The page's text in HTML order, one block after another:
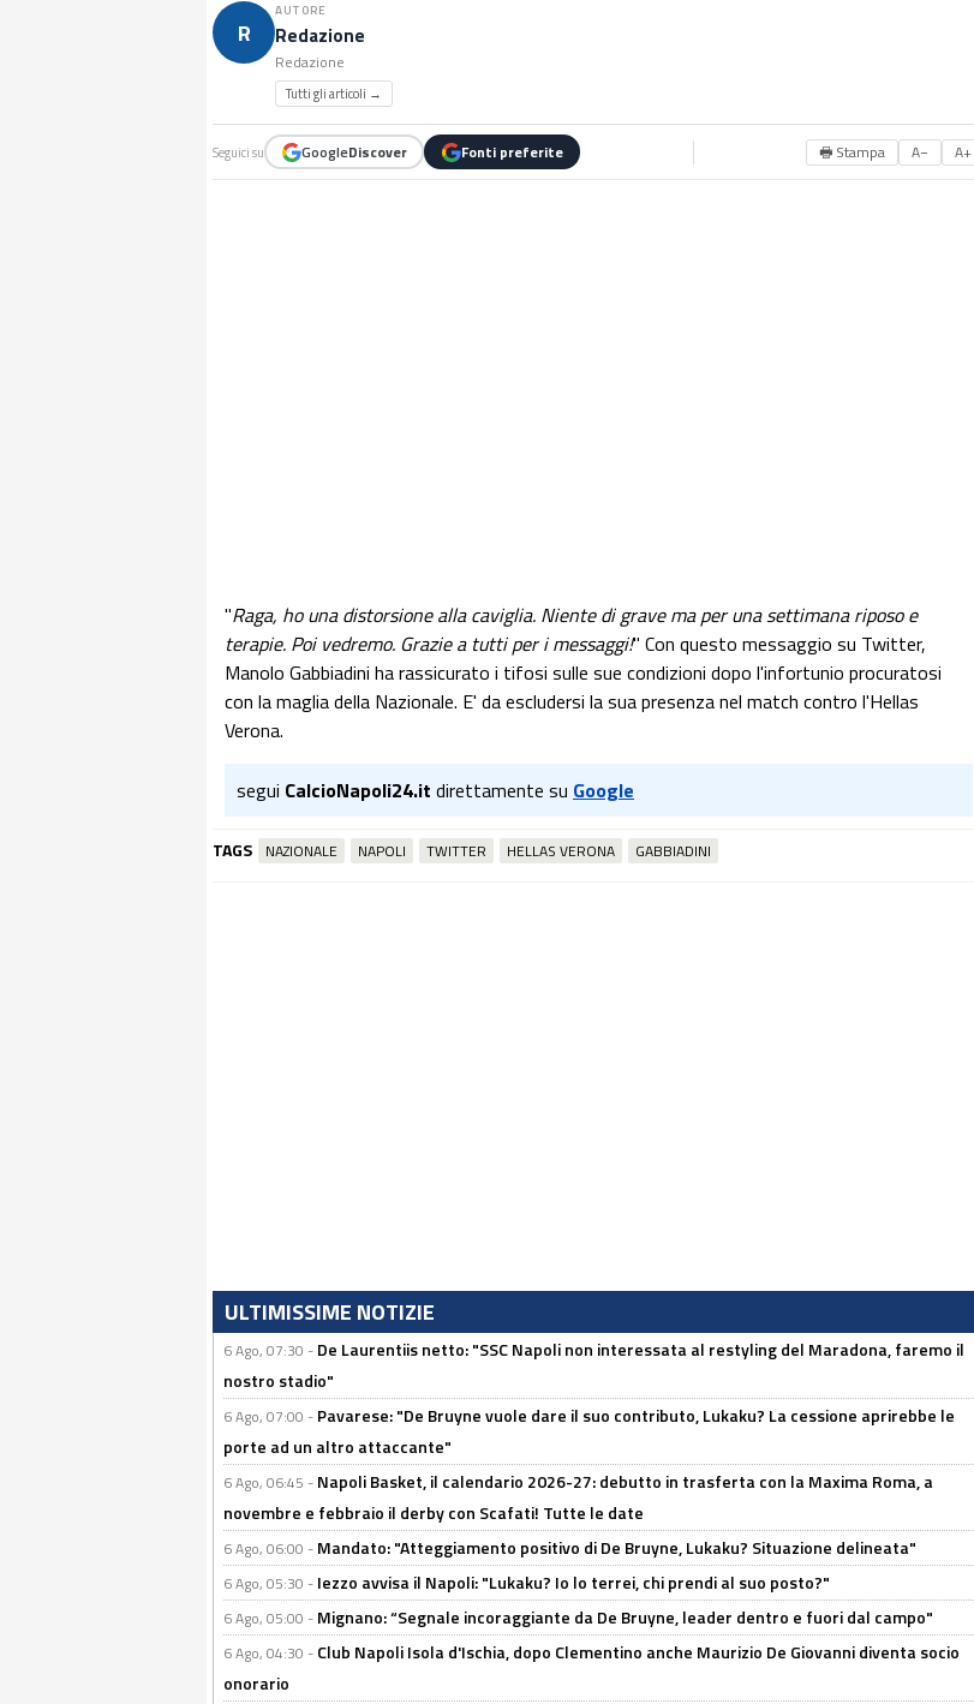
R
AUTORE
Redazione
Redazione
Tutti gli articoli →
Seguici su GoogleDiscover Fonti preferite 🖶 Stampa A− A+
"Raga, ho una distorsione alla caviglia. Niente di grave ma per una settimana riposo e
terapie. Poi vedremo. Grazie a tutti per i messaggi!" Con questo messaggio su Twitter,
Manolo Gabbiadini ha rassicurato i tifosi sulle sue condizioni dopo l'infortunio procuratosi
con la maglia della Nazionale. E' da escludersi la sua presenza nel match contro l'Hellas
Verona.
segui CalcioNapoli24.it direttamente su Google
TAGS NAZIONALE NAPOLI TWITTER HELLAS VERONA GABBIADINI
ULTIMISSIME NOTIZIE
6 Ago, 07:30 - De Laurentiis netto: "SSC Napoli non interessata al restyling del Maradona, faremo il
nostro stadio"
6 Ago, 07:00 - Pavarese: "De Bruyne vuole dare il suo contributo, Lukaku? La cessione aprirebbe le
porte ad un altro attaccante"
6 Ago, 06:45 - Napoli Basket, il calendario 2026-27: debutto in trasferta con la Maxima Roma, a
novembre e febbraio il derby con Scafati! Tutte le date
6 Ago, 06:00 - Mandato: "Atteggiamento positivo di De Bruyne, Lukaku? Situazione delineata"
6 Ago, 05:30 - Iezzo avvisa il Napoli: "Lukaku? Io lo terrei, chi prendi al suo posto?"
6 Ago, 05:00 - Mignano: “Segnale incoraggiante da De Bruyne, leader dentro e fuori dal campo"
6 Ago, 04:30 - Club Napoli Isola d'Ischia, dopo Clementino anche Maurizio De Giovanni diventa socio
onorario